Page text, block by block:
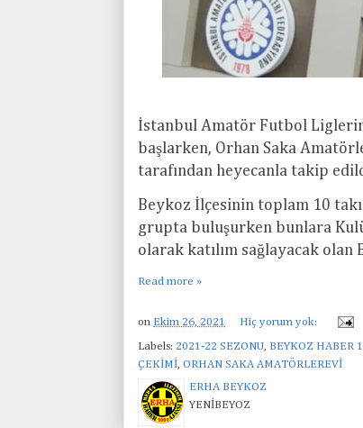
İstanbul Amatör Futbol
başlarken, Orhan Saka
tarafından heyecanla takip
Beykoz İlçesinin toplam 10
grupta buluşurken bunlara
olarak katılım sağlayacak olan
Read more »
on Ekim 26, 2021 Hiç yorum yok:
Labels: 2021-22 SEZONU BEYKOZ HABER
ÇEKİMİ ORHAN SAKA AMATÖRLEREVİ
ERHA BEYKOZ
YENİBEYOZ